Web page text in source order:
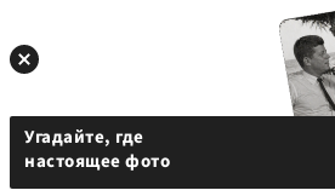
Угадайте, где
настоящее фото